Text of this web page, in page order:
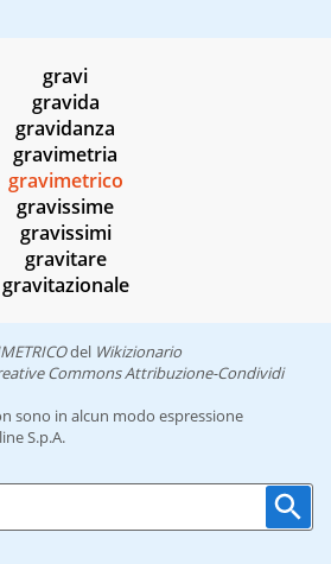
gravi
gravida
gravidanza
gravimetria
gravimetrico
gravissime
gravissimi
gravitare
gravitazionale
del Wikizionario
Commons Attribuzione-Condividi
sono in alcun modo espressione
S.p.A.